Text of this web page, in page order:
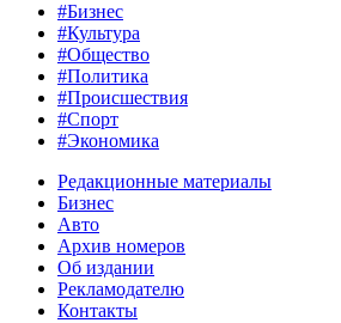
#Бизнес
#Культура
#Общество
#Политика
#Происшествия
#Спорт
#Экономика
Редакционные материалы
Бизнес
Авто
Архив номеров
Об издании
Рекламодателю
Контакты